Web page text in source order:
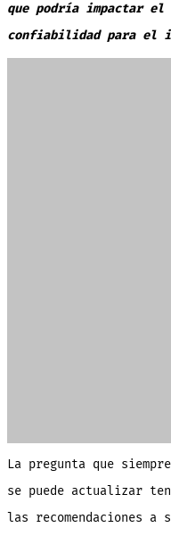
que podría impactar el
confiabilidad para el
La pregunta que
se puede actualizar
las recomendaciones a